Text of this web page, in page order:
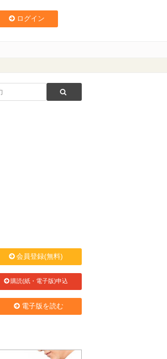
ログイン
会員登録(無料)
購読(紙・電子版)申込
電子版を読む